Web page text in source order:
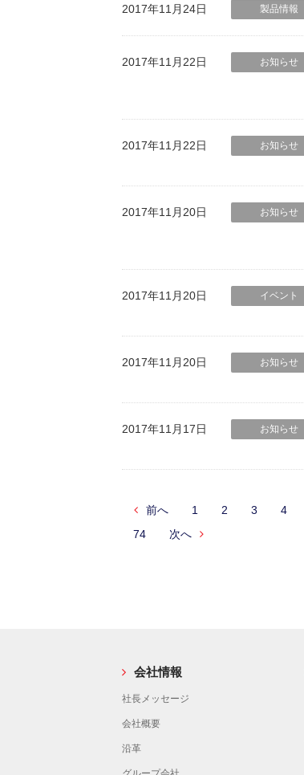
2017年11月24日 製品情報
2017年11月22日 お知らせ
2017年11月22日 お知らせ
2017年11月20日 お知らせ
2017年11月20日 イベント
2017年11月20日 お知らせ
2017年11月17日 お知らせ
前へ 1 2 3 4
74
次へ
会社情報
社長メッセージ
会社概要
沿革